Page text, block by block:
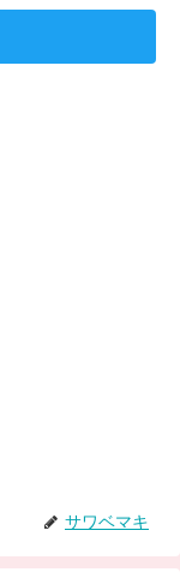
サワベマキ